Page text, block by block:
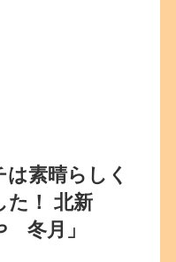
素晴らしく
た！ 北新
冬月」